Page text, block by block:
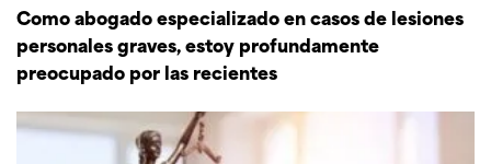
Como abogado especializado en casos de lesiones
personales graves, estoy profundamente
preocupado por las recientes